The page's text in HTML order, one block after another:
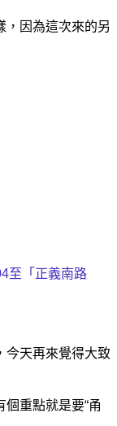
，因為這次來的另
至「正義南路
今天再來覺得大致
重點就是要“甬